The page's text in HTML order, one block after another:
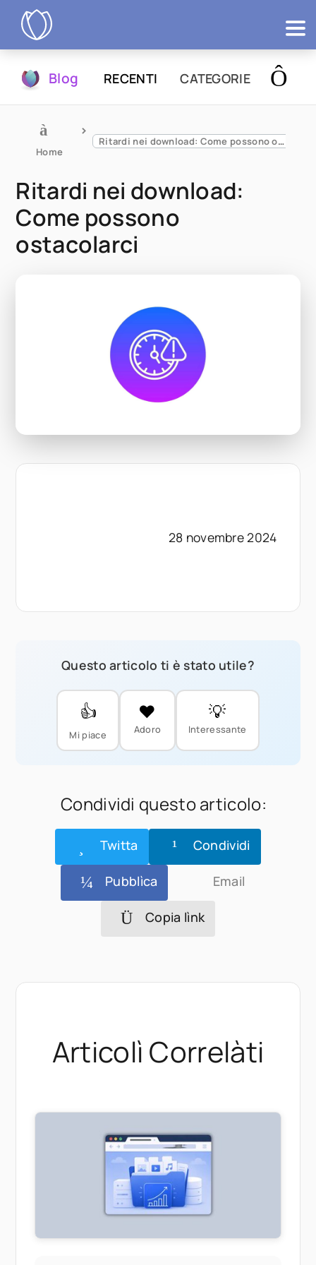
Prova
Blog RECENTI CATEGORIE
Home
Ritardi nei download: Come possono ostacolarci
Ritardi nei download:
Come possono
ostacolarci
28 novembre 2024
Questo articolo ti è stato utile?
👍
Mi piace
❤️
Adoro
💡
Interessante
Condividi questo articolo:
Twitta Condividi
Pubblìca Email
Copia lìnk
Articolì Correlàti